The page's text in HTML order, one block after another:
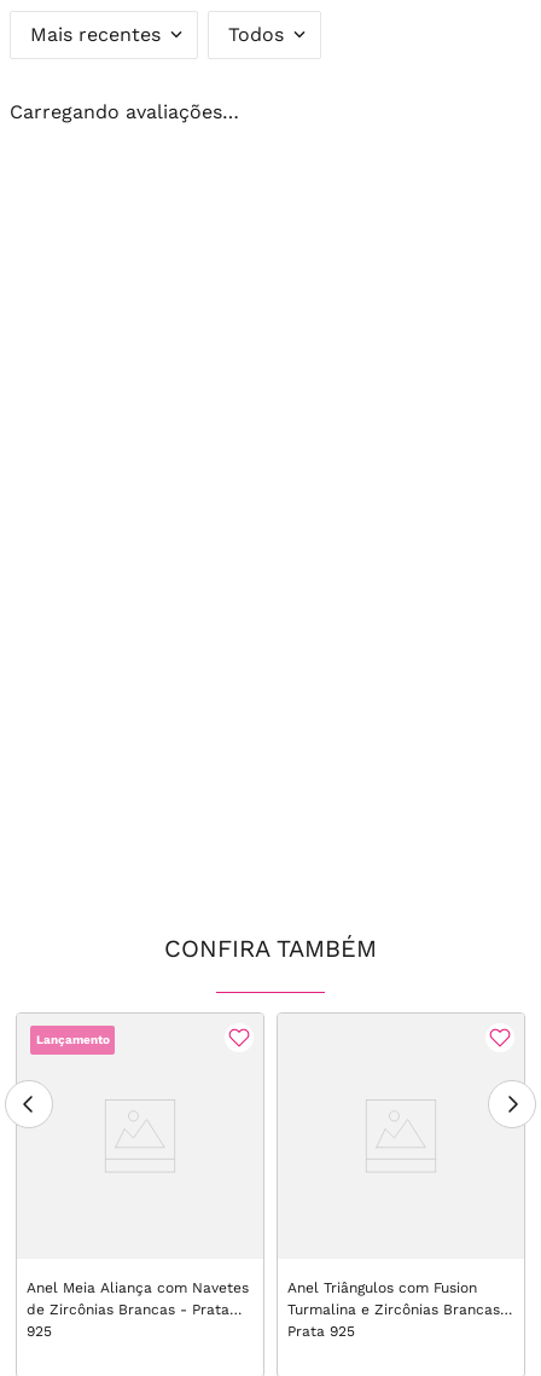
Mais recentes Todos
Carregando avaliações…
CONFIRA TAMBÉM
Lançamento
Anel Meia Aliança com Navetes
de Zircônias Brancas - Prata
925
Anel Triângulos com Fusion
Turmalina e Zircônias Brancas -
Prata 925